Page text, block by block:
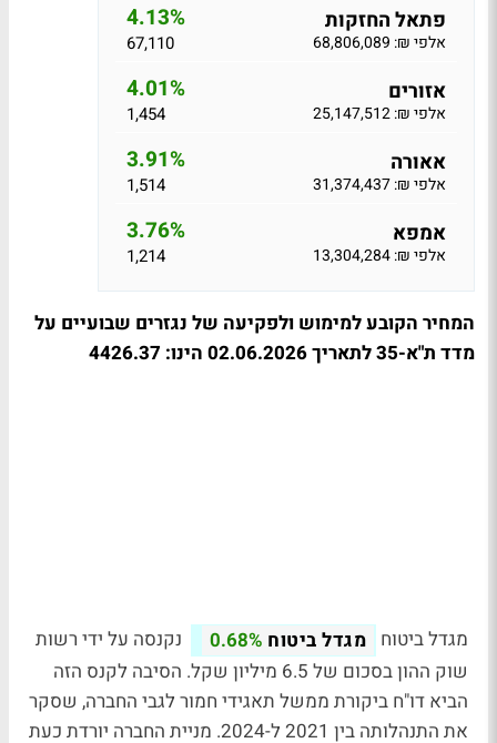
פתאל החזקות 4.13%
אלפי ₪: 68,806,089 67,110
אזורים 4.01%
אלפי ₪: 25,147,512 1,454
אאורה 3.91%
אלפי ₪: 31,374,437 1,514
אמפא 3.76%
אלפי ₪: 13,304,284 1,214
המחיר הקובע למימוש ולפקיעה של נגזרים שבועיים על
מדד ת"א-35 לתאריך 02.06.2026 הינו: 4426.37
מגדל ביטוח מגדל ביטוח 0.68%
נקנסה על ידי רשות
שוק ההון בסכום של 6.5 מיליון שקל. הסיבה לקנס הזה
הביא דו"ח ביקורת ממשל תאגידי חמור לגבי החברה, שסקר
את התנהלותה בין 2021 ל-2024. מניית החברה יורדת כעת